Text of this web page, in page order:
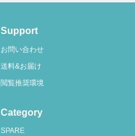
Support
お問い合わせ
送料&お届け
閲覧推奨環境
Category
SPARE